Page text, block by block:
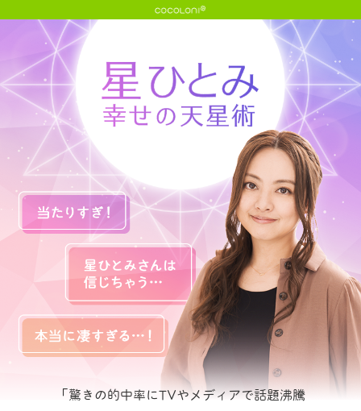
「驚きの的中率にTVやメディアで話題沸騰